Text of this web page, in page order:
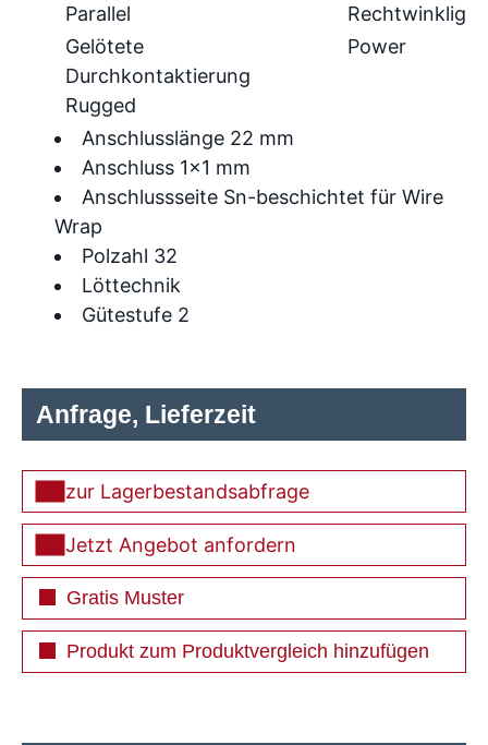
Anschlusslänge 22 mm
Anschluss 1x1 mm
Anschlussseite Sn-beschichtet für Wire
Wrap
Polzahl 32
Löttechnik
Gütestufe 2
Parallel
Rechtwinklig
Gelötete
Durchkontaktierung
Power
Rugged
Anfrage, Lieferzeit
zur Lagerbestandsabfrage
Jetzt Angebot anfordern
Gratis Muster
Produkt zum Produktvergleich hinzufügen